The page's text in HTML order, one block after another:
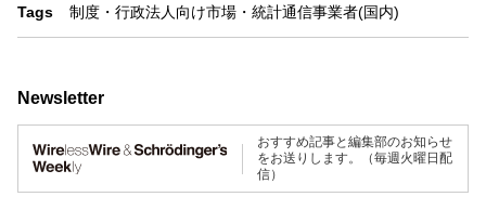
Tags 制度・行政法人向け市場・統計通信事業者(国内)
Newsletter
おすすめ記事と編集部のお知らせ
をお送りします。（毎週火曜日配
信）